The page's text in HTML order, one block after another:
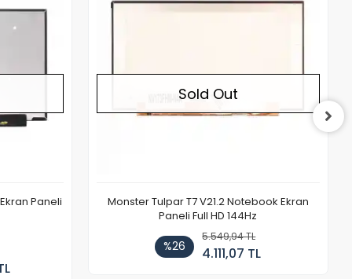
Paneli
Sold Out
Monster Tulpar T7 V21.2 Notebook Ekran
Paneli Full HD 144Hz
%26
5.549,94 TL
4.111,07 TL